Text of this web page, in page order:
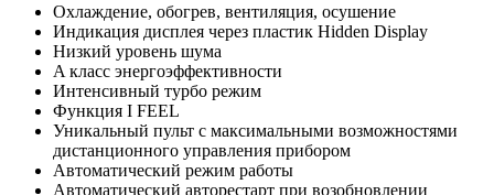
Охлаждение, обогрев, вентиляция, осушение
Индикация дисплея через пластик Hidden Display
Низкий уровень шума
A класс энергоэффективности
Интенсивный турбо режим
Функция I FEEL
Уникальный пульт с максимальными возможностями
дистанционного управления прибором
Автоматический режим работы
Автоматический авторестарт при возобновлении